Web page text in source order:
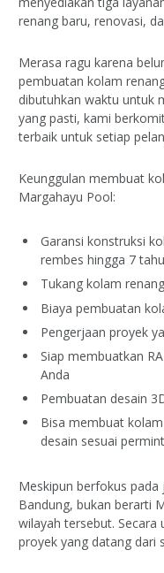
renang baru, renovasi,
Merasa ragu karena
pembuatan kolam
dibutuhkan waktu untuk
yang pasti, kami
terbaik untuk setiap
Keunggulan membuat
Margahayu Pool:
Garansi konstruksi
rembes hingga 7
Tukang kolam
Biaya pembuatan
Pengerjaan proyek
Siap membuatkan
Anda
Pembuatan desain
Bisa membuat
desain sesuai
Meskipun berfokus
Bandung, bukan berarti
wilayah tersebut. Secara
proyek yang datang dari